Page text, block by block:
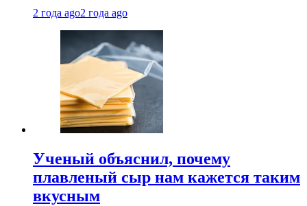
2 года ago2 года ago
Ученый объяснил, почему
плавленый сыр нам кажется таким
вкусным